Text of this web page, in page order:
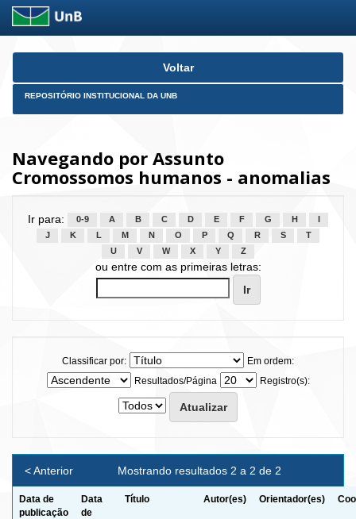
Skip
Voltar
REPOSITÓRIO INSTITUCIONAL DA UNB
Navegando por Assunto
Cromossomos humanos - anomalias
Ir para: 0-9 A B C D E F G H
J
K L M N O P Q R S
T
U
V W X Y Z
ou entre com as primeiras letras:
Classificar por:
Em ordem:
Resultados/Página
Registro(s):
Mostrando resultados 2 a 2 de 2
< Anterior
Data de
publicação
Data
de
Título Autor(es) Orientador(es)